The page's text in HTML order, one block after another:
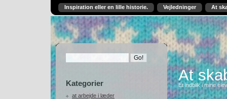
Inspiration eller en lille historie. Vejledninger At
Kategorier
at arbejde i læder
At
Et indblik i mine